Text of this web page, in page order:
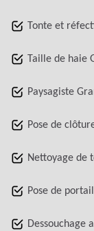
Tonte et
Taille de haie
Paysagiste
Pose de
Nettoyage de
Pose de
Dessouchage